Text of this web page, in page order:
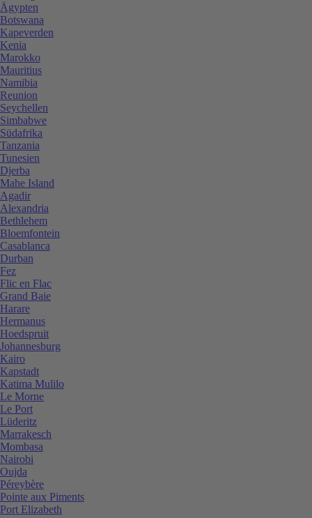
Ägypten
Botswana
Kapeverden
Kenia
Marokko
Mauritius
Namibia
Reunion
Seychellen
Simbabwe
Südafrika
Tanzania
Tunesien
Djerba
Mahe Island
Agadir
Alexandria
Bethlehem
Bloemfontein
Casablanca
Durban
Fez
Flic en Flac
Grand Baie
Harare
Hermanus
Hoedspruit
Johannesburg
Kairo
Kapstadt
Katima Mulilo
Le Morne
Le Port
Lüderitz
Marrakesch
Mombasa
Nairobi
Oujda
Péreybère
Pointe aux Piments
Port Elizabeth